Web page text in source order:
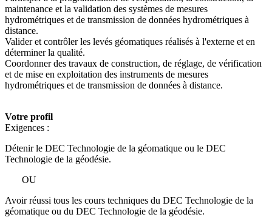
maintenance et la validation des systèmes de mesures
hydrométriques et de transmission de données hydrométriques à
distance.
Valider et contrôler les levés géomatiques réalisés à l'externe et en
déterminer la qualité.
Coordonner des travaux de construction, de réglage, de vérification
et de mise en exploitation des instruments de mesures
hydrométriques et de transmission de données à distance.
Votre profil
Exigences :
Détenir le DEC Technologie de la géomatique ou le DEC
Technologie de la géodésie.
OU
Avoir réussi tous les cours techniques du DEC Technologie de la
géomatique ou du DEC Technologie de la géodésie.